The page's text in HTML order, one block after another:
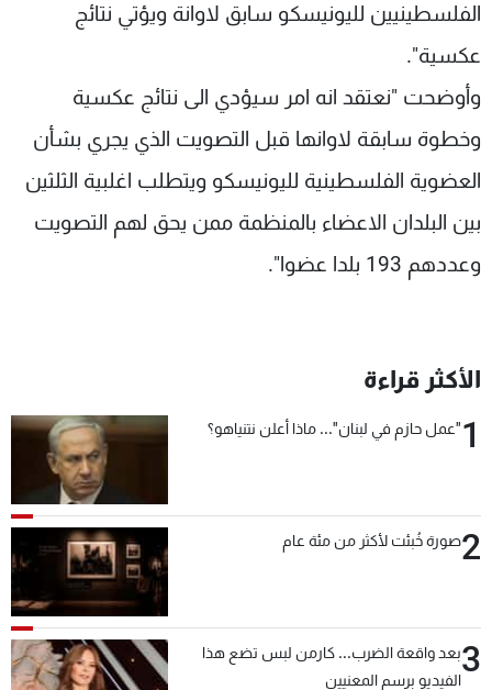
الفلسطينيين لليونيسكو سابق لاوانة ويؤتي نتائج
عكسية".
وأوضحت "نعتقد انه امر سيؤدي الى نتائج عكسية
وخطوة سابقة لاوانها قبل التصويت الذي يجري بشأن
العضوية الفلسطينية لليونيسكو ويتطلب اغلبية الثلثين
بين البلدان الاعضاء بالمنظمة ممن يحق لهم التصويت
وعددهم 193 بلدا عضوا".
الأكثر قراءة
1"عمل حازم في لبنان"... ماذا أعلن نتنياهو؟
2صورة خُبئت لأكثر من مئة عام
3بعد واقعة الضرب... كارمن لبس تضع هذا
الفيديو برسم المعنيين
كأس العالم
جدول البرامج
شاهد البرامج
الترددات
عن MTV